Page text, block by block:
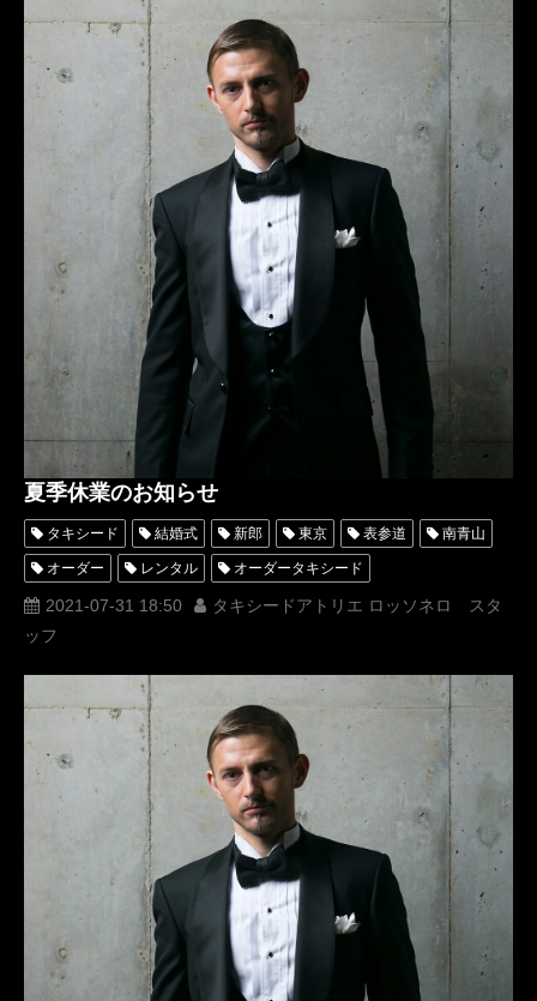
タキシードアトリエロッソネロ タキシード東京
タキシード購入 年末年始休業 年末年始休業のお知らせ
夏季休業のお知らせ
タキシード 結婚式 新郎 東京 表参道 南青山
オーダー レンタル オーダータキシード
レンタルタキシード ロッソネロ 蝶ネクタイ 格安
シャツ
Tuxedo Atelier ROSSO NERO オーダータキシード東京
タキシードアトリエロッソネロ タキシード東京
タキシード購入 夏季休業 夏季休業のお知らせ
2021-07-31 18:50
タキシードアトリエ ロッソネロ スタ
ッフ